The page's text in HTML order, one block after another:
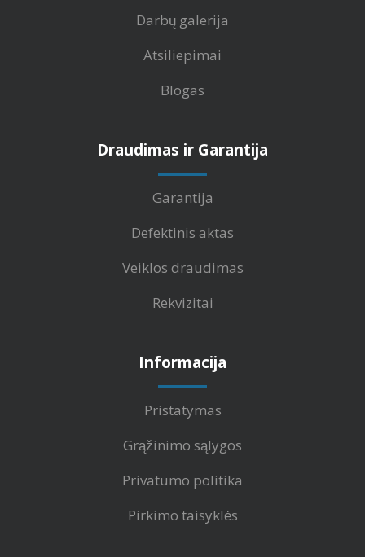
Darbų galerija
Atsiliepimai
Blogas
Draudimas ir Garantija
Garantija
Defektinis aktas
Veiklos draudimas
Rekvizitai
Informacija
Pristatymas
Grąžinimo sąlygos
Privatumo politika
Pirkimo taisyklės